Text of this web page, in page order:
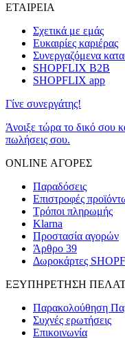
ΕΤΑΙΡΕΙΑ
Σχετικά με εμάς
Ευκαιρίες καριέρας
Συνεργαζόμενα
SHOPFLIX B2B
SHOPFLIX app
Γίνε συνεργάτης!
Άνοιξε τώρα το δικό σου
πωλήσεις σου.
ONLINE ΑΓΟΡΕΣ
Παραδόσεις
Επιστροφές
Τρόποι πληρωμής
Klarna
Προστασία αγορών
Άρθρο 39
Δωροκάρτες
ΕΞΥΠΗΡΕΤΗΣΗ
Παρακολούθηση
Συχνές ερωτήσεις
Επικοινωνία